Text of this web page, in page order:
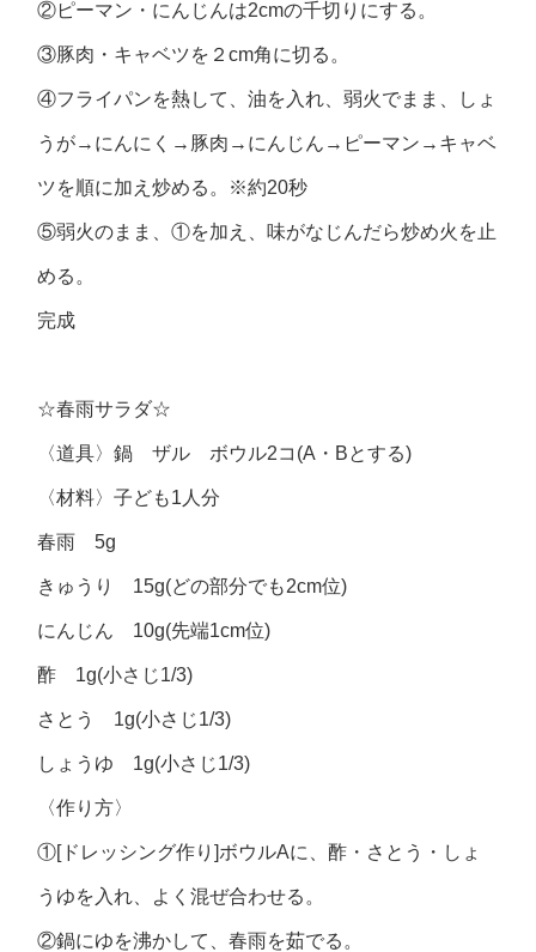
②ピーマン・にんじんは2cmの千切りにする。
③豚肉・キャベツを２cm角に切る。
④フライパンを熱して、油を入れ、弱火でまま、しょ
うが→にんにく→豚肉→にんじん→ピーマン→キャベ
ツを順に加え炒める。※約20秒
⑤弱火のまま、①を加え、味がなじんだら炒め火を止
める。
完成
☆春雨サラダ☆
〈道具〉鍋 ザル ボウル2コ(A・Bとする)
〈材料〉子ども1人分
春雨 5g
きゅうり 15g(どの部分でも2cm位)
にんじん 10g(先端1cm位)
酢 1g(小さじ1/3)
さとう 1g(小さじ1/3)
しょうゆ 1g(小さじ1/3)
〈作り方〉
①[ドレッシング作り]ボウルAに、酢・さとう・しょ
うゆを入れ、よく混ぜ合わせる。
②鍋にゆを沸かして、春雨を茹でる。